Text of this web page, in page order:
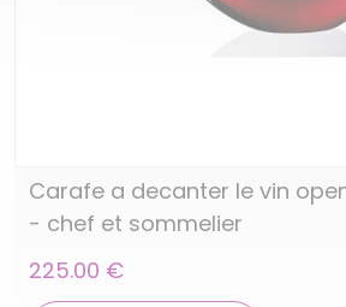
Carafe a decanter le vin
- chef et sommelier
225.00 €